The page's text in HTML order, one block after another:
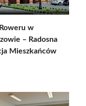
w
– Radosna
Mieszkańców